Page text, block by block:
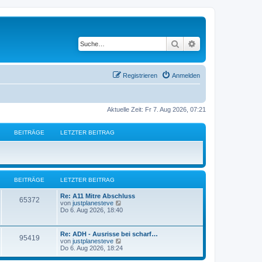
Suche
Anmelden
Registrieren
Aktuelle Zeit: Fr 7. Aug 2026, 07:21
BEITRÄGE LETZTER BEITRAG
BEITRÄGE LETZTER BEITRAG
65372B
r
L
e
t
e
r
B
e
i
Re: A11 Mitre Abschluss
von justplanesteve
e
s
t
e
r
B
Do 6. Aug 2026, 18:40
95419B
L
e
t
Re: ADH - Ausrisse bei scharf…
von justplanesteve
e
Do 6. Aug 2026, 18:24